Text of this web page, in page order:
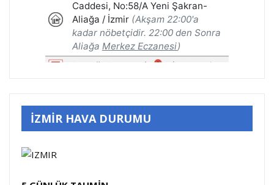
İZMİR HAVA DURUMU